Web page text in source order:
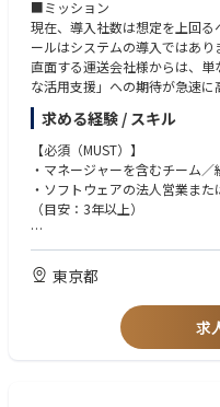
商談方法：対面3割/オンライン
担当顧客の詳細（業界や規模感
新規/既存割合：新規9割/既存1
■ポジションの魅力
・オーナーシップと裁量のある
・最適なソリューションの提案
└ハコベルは複数プロダクト
な提案力が求められます。
・社会的課題への貢献ができる
└「物流」という巨大な社会
や使命感を肌で味わえる環境が
・様々なバックグラウンドの
る
└社長・執行役員は、元外資
タートアップ等、様々な出身
じ、多様な考え方・スタイルを
■ミッション
現在、導入社数は想定を上回
ールはシステムの導入ではあ
直面する運送会社様からは、
な活用支援」への期待が急速に
こうした背景から、顧客の業務
み化を推進できるカスタマーサ
■具体的な業務内容
・既存顧客の活用拡大・成長支
既存サービスや新機能の活用
収支管理における課題を整理し
・アカウント戦略設計・提案活
顧客セグメントや課題構造に
る提案・運用プロセスを構築す
・KPIマネジメント・収益最大化
売上・継続率・活用拡大率な
求める経験 / スキル
【必須（MUST）】
・マネージャーを含むチーム
・ソフトウェアの法人営業ま
（目安：3年以上）
【歓迎条件（WANT）】
・既存顧客に対する中長期視
・売上・継続率・利用拡大な
・事業成長を見据えた戦略立
東京都
求